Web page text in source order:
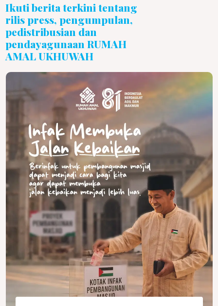
Ikuti berita terkini tentang
rilis press, pengumpulan,
pedistribusian dan
pendayagunaan RUMAH
AMAL UKHUWAH